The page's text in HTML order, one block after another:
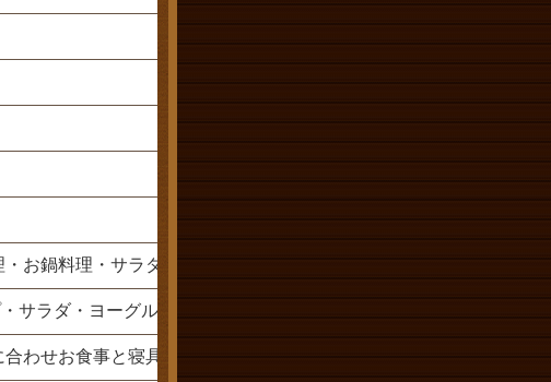
お鍋料理・サラダ・デザート・ライス・コーヒー紅茶
サラダ・ヨーグルト等・ロールパン・コーヒー紅茶
合わせお食事と寝具の有り無しが選べます